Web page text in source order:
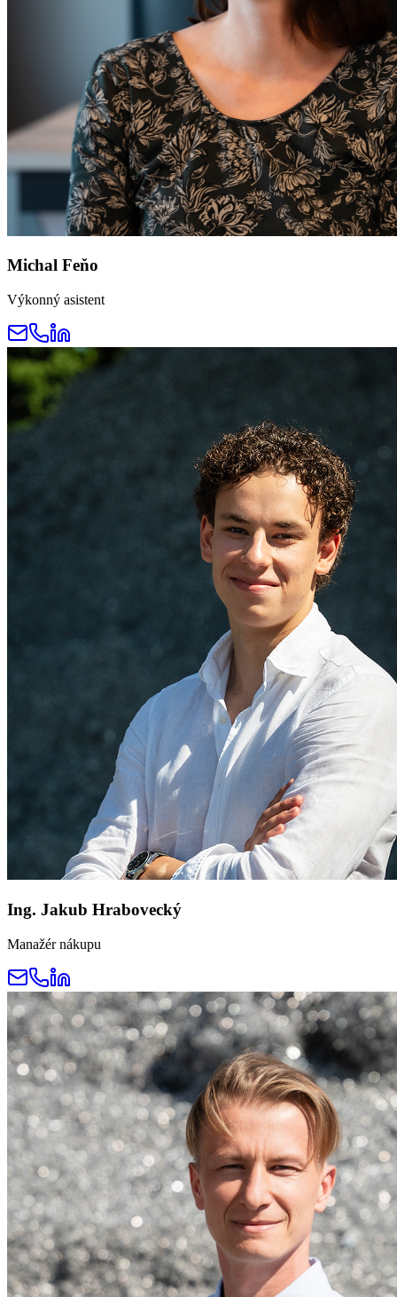
Michal Feňo
Výkonný asistent
Ing. Jakub Hrabovecký
Manažér nákupu